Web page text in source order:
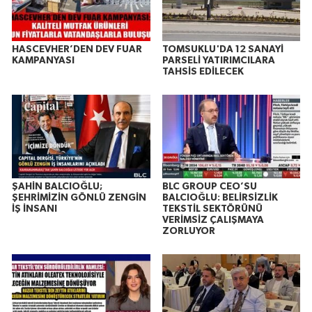
HASCEVHER’DEN DEV FUAR
KAMPANYASI
TOMSUKLU'DA 12 SANAYİ
PARSELİ YATIRIMCILARA
TAHSİS EDİLECEK
ŞAHİN BALCIOĞLU;
ŞEHRİMİZİN GÖNLÜ ZENGİN
İŞ İNSANI
BLC GROUP CEO’SU
BALCIOĞLU: BELİRSİZLİK
TEKSTİL SEKTÖRÜNÜ
VERİMSİZ ÇALIŞMAYA
ZORLUYOR